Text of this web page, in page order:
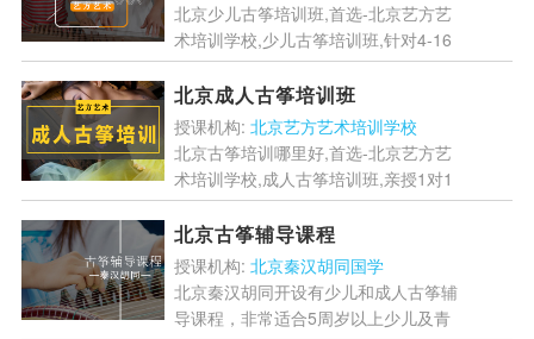
北京少儿古筝培训班,首选-北京艺方艺
术培训学校,少儿古筝培训班,针对4-16
岁的学员,一对一教学辅导,为学员量身
制定古筝教学课程,基础教学出发到高
级水平,手型指...[详情]
北京成人古筝培训班
授课机构: 北京艺方艺术培训学校
北京古筝培训哪里好,首选-北京艺方艺
术培训学校,成人古筝培训班,亲授1对1
指导初学者必备教程,少走弯路,教学内
容通俗易懂,轻松入门,零基础即可学习
古筝,现在...[详情]
北京古筝辅导课程
授课机构: 北京秦汉胡同国学
北京秦汉胡同开设有少儿和成人古筝辅
导课程，非常适合5周岁以上少儿及青